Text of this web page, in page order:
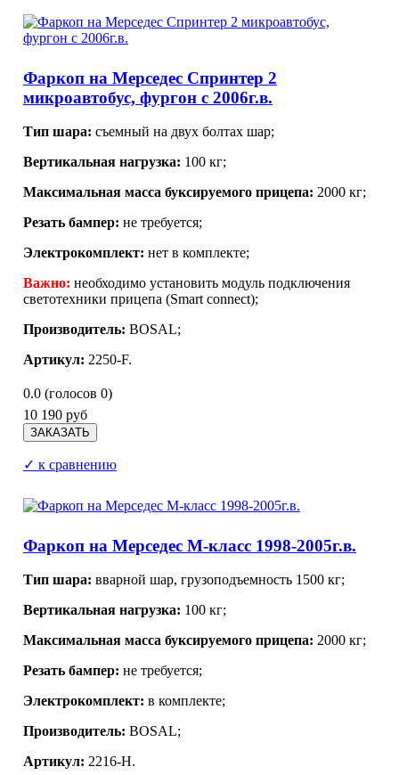
Фаркоп на Мерседес Спринтер 2
микроавтобус, фургон с 2006г.в.
Тип шара: съемный на двух болтах шар;
Вертикальная нагрузка: 100 кг;
Максимальная масса буксируемого прицепа: 2000 кг;
Резать бампер: не требуется;
Электрокомплект: нет в комплекте;
Важно: необходимо установить модуль подключения
светотехники прицепа (Smart connect);
Производитель: BOSAL;
Артикул: 2250-F.
0.0 (голосов 0)
10 190 руб
✓ к сравнению
Фаркоп на Мерседес М-класс 1998-2005г.в.
Тип шара: вварной шар, грузоподъемность 1500 кг;
Вертикальная нагрузка: 100 кг;
Максимальная масса буксируемого прицепа: 2000 кг;
Резать бампер: не требуется;
Электрокомплект: в комплекте;
Производитель: BOSAL;
Артикул: 2216-Н.